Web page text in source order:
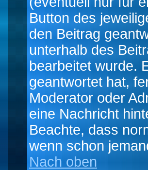
Button des
den Beitrag
unterhalb des
bearbeitet wurde.
geantwortet hat,
Moderator oder
eine Nachricht
Beachte, dass
wenn schon
Nach oben